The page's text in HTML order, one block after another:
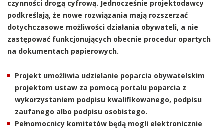
czynności drogą cyfrową. Jednocześnie projektodawcy
podkreślają, że nowe rozwiązania mają rozszerzać
dotychczasowe możliwości działania obywateli, a nie
zastępować funkcjonujących obecnie procedur opartych
na dokumentach papierowych.
Projekt umożliwia udzielanie poparcia obywatelskim
projektom ustaw za pomocą portalu poparcia z
wykorzystaniem podpisu kwalifikowanego, podpisu
zaufanego albo podpisu osobistego.
Pełnomocnicy komitetów będą mogli elektronicznie